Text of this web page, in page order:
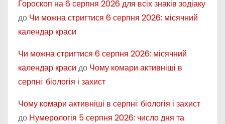
Гороскоп на 6 серпня 2026 для всіх знаків зодіаку
до Чи можна стригтися 6 серпня 2026: місячний
календар краси
Чи можна стригтися 6 серпня 2026: місячний
календар краси до Чому комари активніші в
серпні: біологія і захист
Чому комари активніші в серпні: біологія і захист
до Нумерологія 5 серпня 2026: число дня та